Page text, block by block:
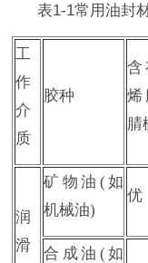
表1-1常用油封
工
作
介
质
胶种
含
烯
腈
润
滑
矿物油 (如
机械油)
优
合成油 (如